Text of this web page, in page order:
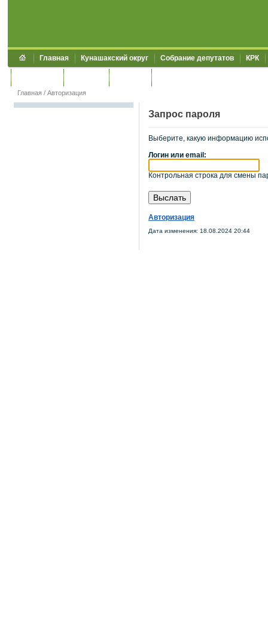
Главная Кунашакский округ Собрание депутатов КРК
Главная / Авторизация
Запрос пароля
Выберите, какую информацию
Логин или email:
Контрольная строка для смены
Авторизация
Дата изменения: 18.08.2024 20:44